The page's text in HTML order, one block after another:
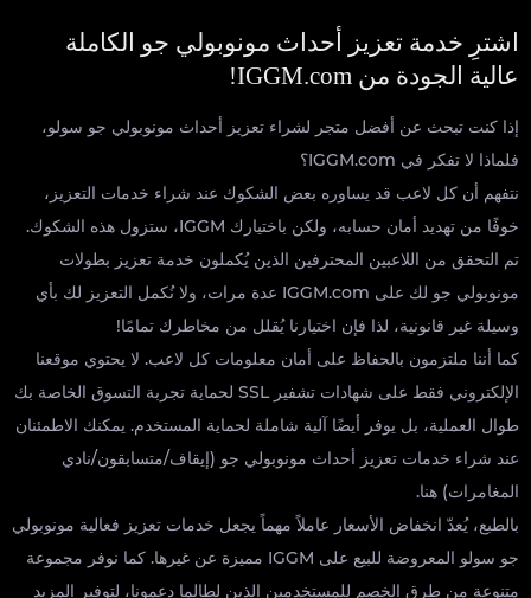
اشترِ خدمة تعزيز أحداث مونوبولي جو الكاملة
عالية الجودة من IGGM.com!
إذا كنت تبحث عن أفضل متجر لشراء تعزيز أحداث مونوبولي جو سولو،
فلماذا لا تفكر في IGGM.com؟
نتفهم أن كل لاعب قد يساوره بعض الشكوك عند شراء خدمات التعزيز،
خوفًا من تهديد أمان حسابه، ولكن باختيارك IGGM، ستزول هذه الشكوك.
تم التحقق من اللاعبين المحترفين الذين يُكملون خدمة تعزيز بطولات
مونوبولي جو لك على IGGM.com عدة مرات، ولا نُكمل التعزيز لك بأي
وسيلة غير قانونية، لذا فإن اختيارنا يُقلل من مخاطرك تمامًا!
كما أننا ملتزمون بالحفاظ على أمان معلومات كل لاعب. لا يحتوي موقعنا
الإلكتروني فقط على شهادات تشفير SSL لحماية تجربة التسوق الخاصة بك
طوال العملية، بل يوفر أيضًا آلية شاملة لحماية المستخدم. يمكنك الاطمئنان
عند شراء خدمات تعزيز أحداث مونوبولي جو (إيقاف/متسابقون/نادي
المغامرات) هنا.
بالطبع، يُعدّ انخفاض الأسعار عاملاً مهماً يجعل خدمات تعزيز فعالية مونوبولي
جو سولو المعروضة للبيع على IGGM مميزة عن غيرها. كما نوفر مجموعة
متنوعة من طرق الخصم للمستخدمين الذين لطالما دعمونا، لتوفير المزيد